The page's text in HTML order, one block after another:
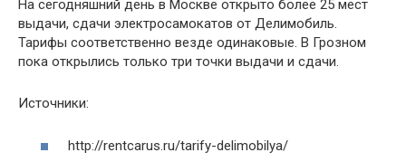
На сегодняшний день в Москве открыто более 25 мест
выдачи, сдачи электросамокатов от Делимобиль.
Тарифы соответственно везде одинаковые. В Грозном
пока открылись только три точки выдачи и сдачи.
Источники:
http://rentcarus.ru/tarify-delimobilya/